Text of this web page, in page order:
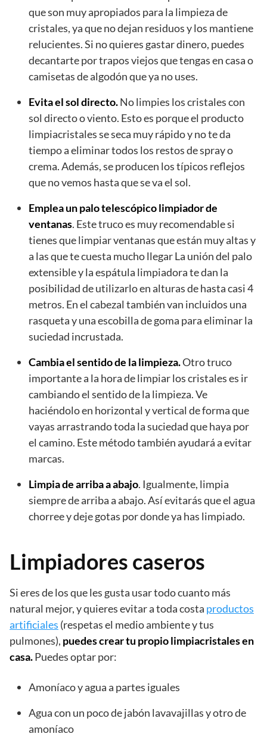
que son muy apropiados para la limpieza de
cristales, ya que no dejan residuos y los mantiene
relucientes. Si no quieres gastar dinero, puedes
decantarte por trapos viejos que tengas en casa o
camisetas de algodón que ya no uses.
Evita el sol directo.No limpies los cristales con
sol directo o viento. Esto es porque el producto
limpiacristales se seca muy rápido y no te da
tiempo a eliminar todos los restos de spray o
crema. Además, se producen los típicos reflejos
que no vemos hasta que se va el sol.
Emplea un palo telescópico limpiador de
ventanas. Este truco es muy recomendable si
tienes que limpiar ventanas que están muy altas y
a las que te cuesta mucho llegar La unión del palo
extensible y la espátula limpiadora te dan la
posibilidad de utilizarlo en alturas de hasta casi 4
metros. En el cabezal también van incluidos una
rasqueta y una escobilla de goma para eliminar la
suciedad incrustada.
Cambia el sentido de la limpieza.Otro truco
importante a la hora de limpiar los cristales es ir
cambiando el sentido de la limpieza. Ve
haciéndolo en horizontal y vertical de forma que
vayas arrastrando toda la suciedad que haya por
el camino. Este método también ayudará a evitar
marcas.
Limpia de arriba a abajo. Igualmente, limpia
siempre de arriba a abajo. Así evitarás que el agua
chorree y deje gotas por donde ya has limpiado.
Limpiadores caseros
Si eres de los que les gusta usar todo cuanto más
natural mejor, y quieres evitar a toda costa productos
artificiales (respetas el medio ambiente y tus
pulmones), puedes crear tu propio limpiacristales en
casa.Puedes optar por:
Amoníaco y agua a partes iguales
Agua con un poco de jabón lavavajillas y otro de
amoníaco